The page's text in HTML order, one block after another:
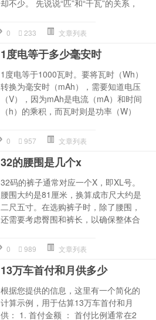
却不少。 先说说“匹”和“千瓦”的关系，
0 233 文章列表
1度电等于多少毫安时
1度电等于1000瓦时。要将瓦时（Wh）
转换为毫安时（mAh），需要知道电压
（V），因为mAh是电流（mA）和时间
（h）的乘积，而瓦时则是功率（W）
0 957 文章列表
32的腰围是几个x
32码的裤子通常对应一个X，即XL号。
腰围大约是81厘米，换算成市尺大约是
二尺五寸。在选购裤子时，除了腰围，
还需要考虑臀围和裤长，以确保整体合
0 989 文章列表
13万车首付和月供多少
根据您提供的信息，这里有一个简化的
计算示例，用于估算13万车首付和月
供： 1. 首付金额 ： 首付比例通常在2